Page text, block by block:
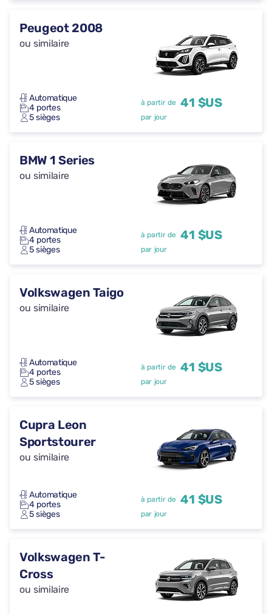
Peugeot 2008
ou similaire
Automatique
4 portes
5 sièges
à partir de 41 $US
par jour
BMW 1 Series
ou similaire
Automatique
4 portes
5 sièges
à partir de 41 $US
par jour
Volkswagen Taigo
ou similaire
Automatique
4 portes
5 sièges
à partir de 41 $US
par jour
Cupra Leon
Sportstourer
ou similaire
Automatique
4 portes
5 sièges
à partir de 41 $US
par jour
Volkswagen T-
Cross
ou similaire